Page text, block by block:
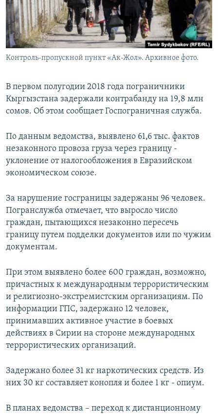
Контроль-пропускной пункт «Ак-Жол». Архивное фото.
В первом полугодии 2018 года пограничники
Кыргызстана задержали контрабанду на 19,8 млн
сомов. Об этом сообщает Госпограничная служба.
По данным ведомства, выявлено 61,6 тыс. фактов
незаконного провоза груза через границу -
уклонение от налогообложения в Евразийском
экономическом союзе.
За нарушение госграницы задержаны 96 человек.
Погранслужба отмечает, что выросло число
граждан, пытающихся незаконно пересечь
границу путем подделки документов или по чужим
документам.
При этом выявлено более 600 граждан, возможно,
причастных к международным террористическим
и религиозно-экстремистским организациям. По
информации ГПС, задержано 12 человек,
принимавших активное участие в боевых
действиях в Сирии на стороне международных
террористических организаций.
Задержано более 31 кг наркотических средств. Из
них 30 кг составляет конопля и более 1 кг - опиум.
В планах ведомства – переход к дистанционному